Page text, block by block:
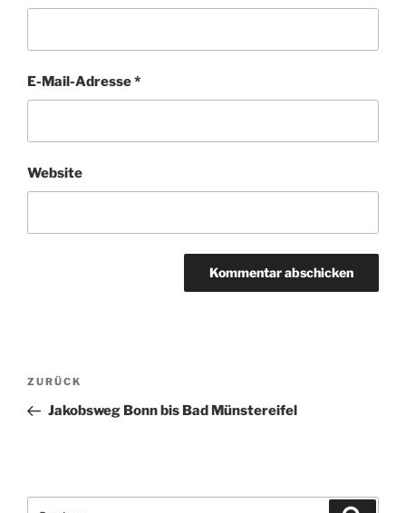
E-Mail-Adresse*
Website
Beitragsnavigation
Vorheriger
Beitrag
ZURÜCK
Jakobsweg Bonn bis Bad Münstereifel